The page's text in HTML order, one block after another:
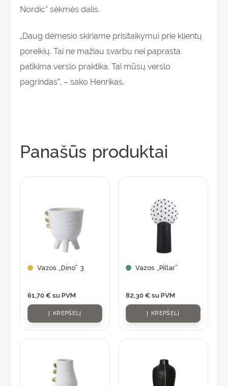
Nordic“ sėkmės dalis.
„Daug dėmesio skiriame prisitaikymui prie klientų
poreikių. Tai ne mažiau svarbu nei paprasta
patikima verslo praktika. Tai mūsų verslo
pagrindas“, – sako Henrikas.
Panašūs produktai
Vazos „Dino” 3
61,70 € su PVM
Į KREPŠELĮ
Vazos „Pillar”
82,30 € su PVM
Į KREPŠELĮ